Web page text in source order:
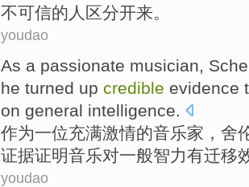
不可信的人 区分开来。
youdao
As a passionate musician,
he turned up credible evidence
on general intelligence.
作为一位充满激情的音乐家 ， 舍
证据证明音乐对一般智力有迁移
youdao